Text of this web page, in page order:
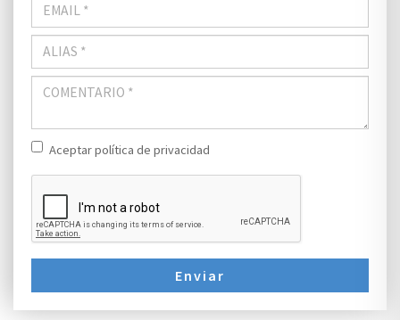
Aceptar política de privacidad
Enviar